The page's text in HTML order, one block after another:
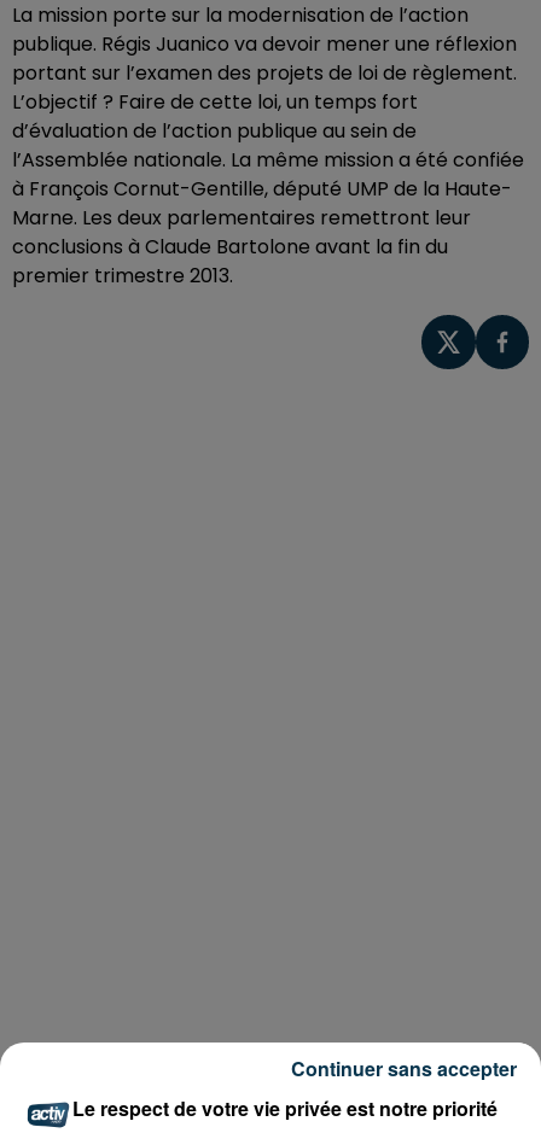
La mission porte sur la modernisation de l’action
publique. Régis Juanico va devoir mener une réflexion
portant sur l’examen des projets de loi de règlement.
L’objectif ? Faire de cette loi, un temps fort
d’évaluation de l’action publique au sein de
l’Assemblée nationale. La même mission a été confiée
à François Cornut-Gentille, député UMP de la Haute-
Marne. Les deux parlementaires remettront leur
conclusions à Claude Bartolone avant la fin du
premier trimestre 2013.
Le respect de votre vie privée est notre priorité
Continuer sans accepter